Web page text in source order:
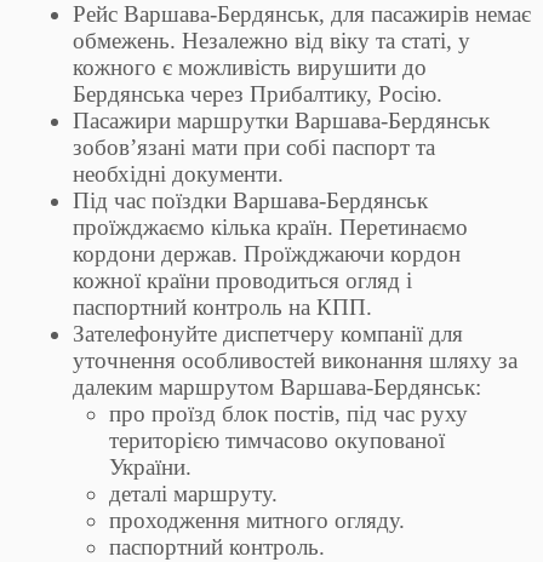
Рейс Варшава-Бердянськ, для пасажирів немає
обмежень. Незалежно від віку та статі, у
кожного є можливість вирушити до
Бердянська через Прибалтику, Росію.
Пасажири маршрутки Варшава-Бердянськ
зобов’язані мати при собі паспорт та
необхідні документи.
Під час поїздки Варшава-Бердянськ
проїжджаємо кілька країн. Перетинаємо
кордони держав. Проїжджаючи кордон
кожної країни проводиться огляд і
паспортний контроль на КПП.
Зателефонуйте диспетчеру компанії для
уточнення особливостей виконання шляху за
далеким маршрутом Варшава-Бердянськ:
про проїзд блок постів, під час руху
територією тимчасово окупованої
України.
деталі маршруту.
проходження митного огляду.
паспортний контроль.